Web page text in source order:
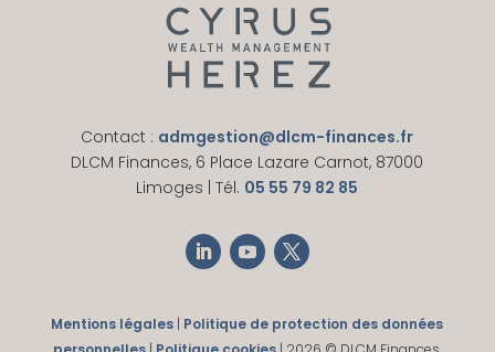
Contact : admgestion@dlcm-finances.fr
DLCM Finances, 6 Place Lazare Carnot, 87000
Limoges | Tél. 05 55 79 82 85
Mentions légales | Politique de protection des données